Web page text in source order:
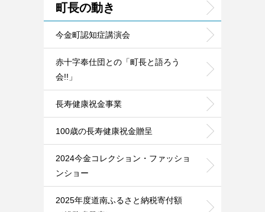
町長の動き
今金町認知症講演会
赤十字奉仕団との「町長と語ろう
会!!」
長寿健康祝金事業
100歳の長寿健康祝金贈呈
2024今金コレクション・ファッショ
ンショー
2025年度道南ふるさと納税寄付額